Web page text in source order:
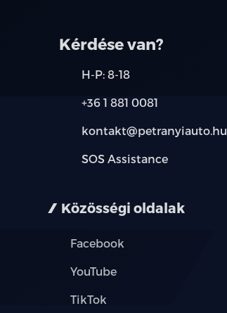
Kérdése van?
H-P: 8-18
+36 1 881 0081
kontakt@petranyiauto.hu
SOS Assistance
Közösségi oldalak
Facebook
YouTube
TikTok